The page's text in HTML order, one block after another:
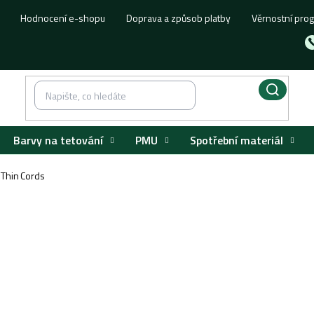
Hodnocení e-shopu Doprava a způsob platby Věrnostní
Barvy na tetování PMU Spotřební materiál
Cords